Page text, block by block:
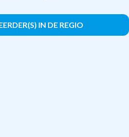
IN DE REGIO